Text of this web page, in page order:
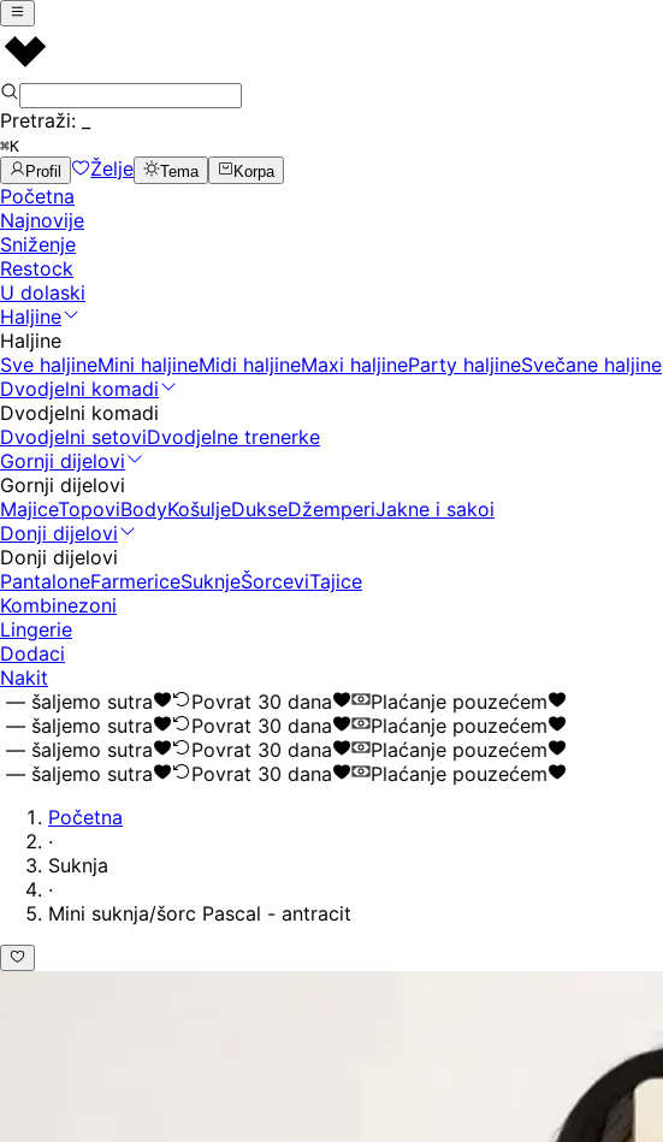
Pretraži:
⌘K
Profil
Želje Tema Korpa
Početna
Najnovije
Sniženje
Restock
U dolaski
Haljine
Haljine
Sve haljineMini haljineMidi haljineMaxi haljineParty haljineSvečane haljine
Dvodjelni komadi
Dvodjelni komadi
Dvodjelni setoviDvodjelne trenerke
Gornji dijelovi
Gornji dijelovi
MajiceTopoviBodyKošuljeDukseDžemperiJakne i sakoi
Donji dijelovi
Donji dijelovi
PantaloneFarmericeSuknjeŠorceviTajice
Kombinezoni
Lingerie
Dodaci
Nakit
sutra
Povrat 30 dana
Plaćanje pouzećem
sutra
Povrat 30 dana
Plaćanje pouzećem
sutra
Povrat 30 dana
Plaćanje pouzećem
sutra
Povrat 30 dana
Plaćanje pouzećem
Početna
·
Suknja
·
Mini suknja/šorc Pascal - antracit